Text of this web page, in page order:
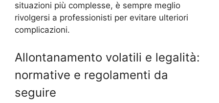
situazioni più complesse, è sempre meglio
rivolgersi a professionisti per evitare ulteriori
complicazioni.
Allontanamento volatili e legalità:
normative e regolamenti da
seguire